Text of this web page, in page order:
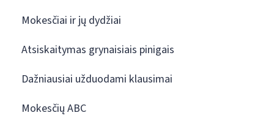
Mokesčiai ir jų dydžiai
Atsiskaitymas grynaisiais pinigais
Dažniausiai užduodami klausimai
Mokesčių ABC